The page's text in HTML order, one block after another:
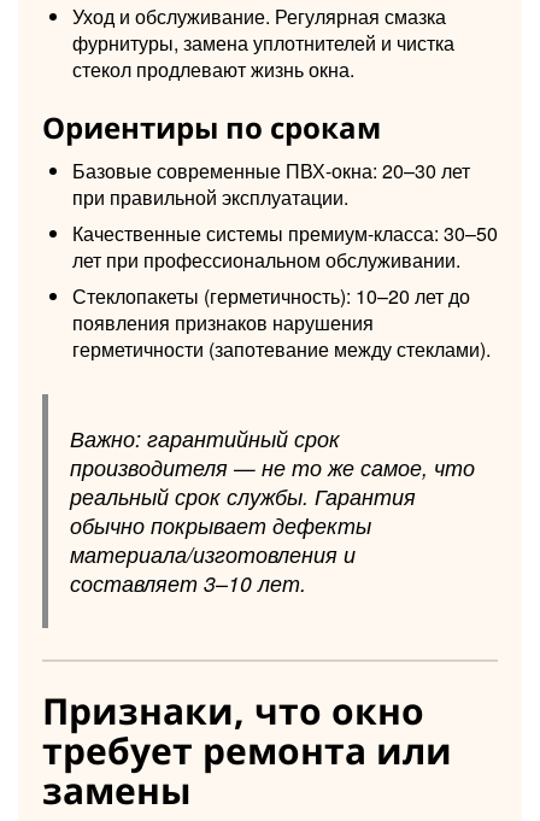
Уход и обслуживание. Регулярная смазка
фурнитуры, замена уплотнителей и чистка
стекол продлевают жизнь окна.
Ориентиры по срокам
Базовые современные ПВХ-окна: 20–30 лет
при правильной эксплуатации.
Качественные системы премиум-класса: 30–50
лет при профессиональном обслуживании.
Стеклопакеты (герметичность): 10–20 лет до
появления признаков нарушения
герметичности (запотевание между стеклами).
Важно: гарантийный срок
производителя — не то же самое, что
реальный срок службы. Гарантия
обычно покрывает дефекты
материала/изготовления и
составляет 3–10 лет.
Признаки, что окно
требует ремонта или
замены